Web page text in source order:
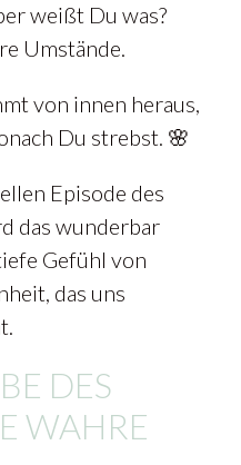
weißt Du was?
Umstände.
von innen heraus,
Du strebst. 🌸
Episode des
das wunderbar
Gefühl von
das uns
DES
WAHRE